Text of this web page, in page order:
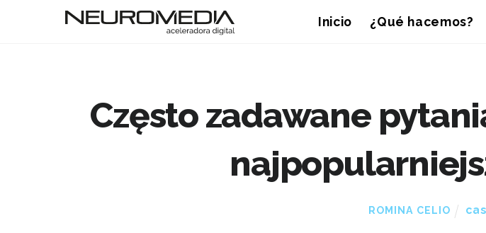
Inicio ¿Qué hacemos?
Często zadawane
ROMINA CELIO